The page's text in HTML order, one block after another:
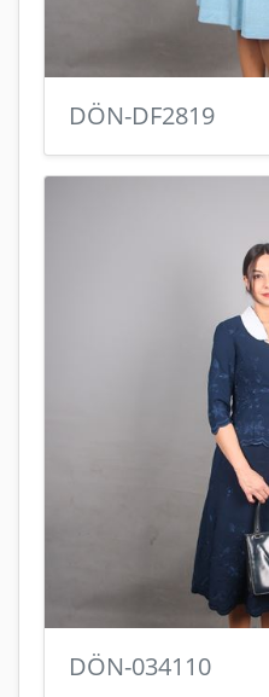
DÖN-DF2819
DÖN-034110